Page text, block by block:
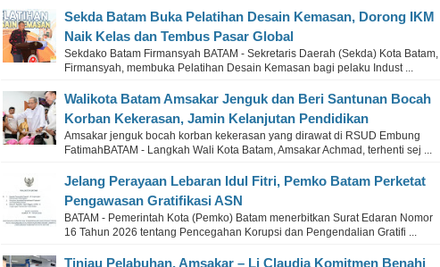
Sekda Batam Buka Pelatihan Desain Kemasan, Dorong IKM
Naik Kelas dan Tembus Pasar Global
Sekdako Batam Firmansyah BATAM - Sekretaris Daerah (Sekda) Kota Batam,
Firmansyah, membuka Pelatihan Desain Kemasan bagi pelaku Indust ...
Walikota Batam Amsakar Jenguk dan Beri Santunan Bocah
Korban Kekerasan, Jamin Kelanjutan Pendidikan
Amsakar jenguk bocah korban kekerasan yang dirawat di RSUD Embung
FatimahBATAM - Langkah Wali Kota Batam, Amsakar Achmad, terhenti sej ...
Jelang Perayaan Lebaran Idul Fitri, Pemko Batam Perketat
Pengawasan Gratifikasi ASN
BATAM - Pemerintah Kota (Pemko) Batam menerbitkan Surat Edaran Nomor
16 Tahun 2026 tentang Pencegahan Korupsi dan Pengendalian Gratifi ...
Tinjau Pelabuhan, Amsakar – Li Claudia Komitmen Benahi